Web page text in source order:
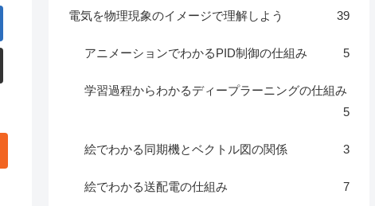
電気を物理現象のイメージで理解しよう 39
アニメーションでわかるPID制御の仕組み 5
学習過程からわかるディープラーニングの仕組み
5
絵でわかる同期機とベクトル図の関係 3
絵でわかる送配電の仕組み 7